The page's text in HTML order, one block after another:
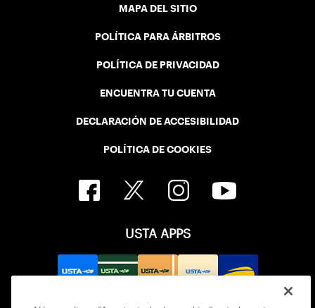
MAPA DEL SITIO
POLÍTICA PARA ÁRBITROS
POLÍTICA DE PRIVACIDAD
ENCUENTRA TU CUENTA
DECLARACIÓN DE ACCESIBILIDAD
POLÍTICA DE COOKIES
USTA APPS